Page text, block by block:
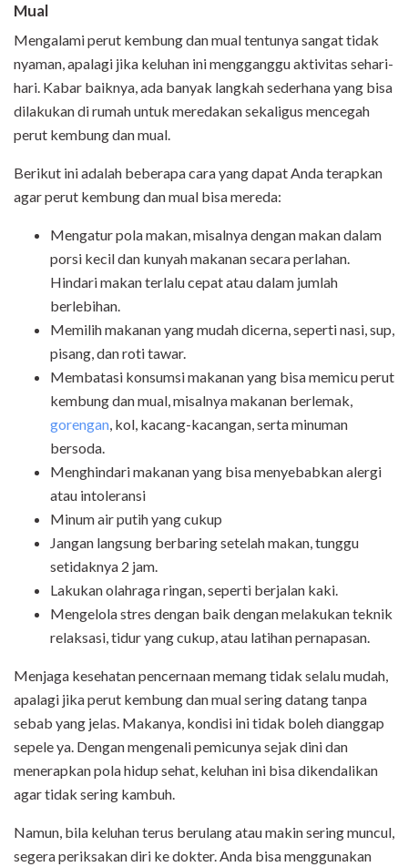
Mual
Mengalami perut kembung dan mual tentunya sangat tidak
nyaman, apalagi jika keluhan ini mengganggu aktivitas sehari-
hari. Kabar baiknya, ada banyak langkah sederhana yang bisa
dilakukan di rumah untuk meredakan sekaligus mencegah
perut kembung dan mual.
Berikut ini adalah beberapa cara yang dapat Anda terapkan
agar perut kembung dan mual bisa mereda:
Mengatur pola makan, misalnya dengan makan dalam
porsi kecil dan kunyah makanan secara perlahan.
Hindari makan terlalu cepat atau dalam jumlah
berlebihan.
Memilih makanan yang mudah dicerna, seperti nasi, sup,
pisang, dan roti tawar.
Membatasi konsumsi makanan yang bisa memicu perut
kembung dan mual, misalnya makanan berlemak,
gorengan, kol, kacang-kacangan, serta minuman
bersoda.
Menghindari makanan yang bisa menyebabkan alergi
atau intoleransi
Minum air putih yang cukup
Jangan langsung berbaring setelah makan, tunggu
setidaknya 2 jam.
Lakukan olahraga ringan, seperti berjalan kaki.
Mengelola stres dengan baik dengan melakukan teknik
relaksasi, tidur yang cukup, atau latihan pernapasan.
Menjaga kesehatan pencernaan memang tidak selalu mudah,
apalagi jika perut kembung dan mual sering datang tanpa
sebab yang jelas. Makanya, kondisi ini tidak boleh dianggap
sepele ya. Dengan mengenali pemicunya sejak dini dan
menerapkan pola hidup sehat, keluhan ini bisa dikendalikan
agar tidak sering kambuh.
Namun, bila keluhan terus berulang atau makin sering muncul,
segera periksakan diri ke dokter. Anda bisa menggunakan